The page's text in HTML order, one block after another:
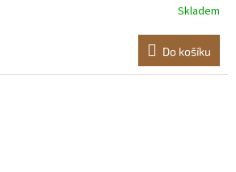
zvedák pro dočasnou podporuSkladem
Do košíku